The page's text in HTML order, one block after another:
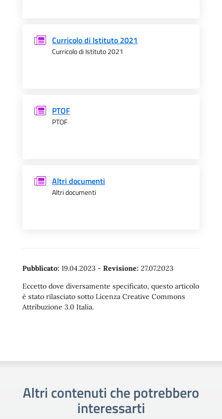
Curricolo di Istituto 2021
Curricolo di Istituto 2021
PTOF
PTOF
Altri documenti
Altri documenti
Pubblicato: 19.04.2023 - Revisione: 27.07.2023
Eccetto dove diversamente specificato, questo articolo
è stato rilasciato sotto Licenza Creative Commons
Attribuzione 3.0 Italia.
Altri contenuti che potrebbero
interessarti